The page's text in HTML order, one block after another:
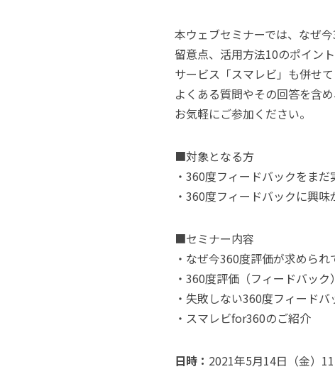
本ウェブセミナーでは、なぜ
留意点、活用方法10のポイン
サービス「スマレビ」も併せて
よくある質問やその回答を含
お気軽にご参加ください。
■対象となる方
・360度フィードバックをま
・360度フィードバックに興
■セミナー内容
・なぜ今360度評価が求められ
・360度評価（フィードバッ
・失敗しない360度フィード
・スマレビfor360のご紹介
日時： 2021年5月14日（金）